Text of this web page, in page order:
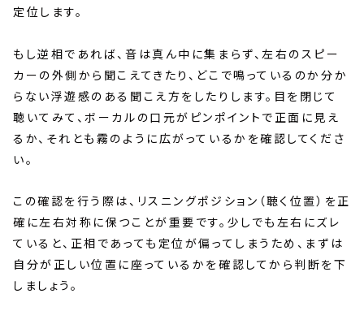
定位します。
もし逆相であれば、音は真ん中に集まらず、左右のスピー
カーの外側から聞こえてきたり、どこで鳴っているのか分か
らない浮遊感のある聞こえ方をしたりします。目を閉じて
聴いてみて、ボーカルの口元がピンポイントで正面に見え
るか、それとも霧のように広がっているかを確認してくださ
い。
この確認を行う際は、リスニングポジション（聴く位置）を正
確に左右対称に保つことが重要です。少しでも左右にズレ
ていると、正相であっても定位が偏ってしまうため、まずは
自分が正しい位置に座っているかを確認してから判断を下
しましょう。